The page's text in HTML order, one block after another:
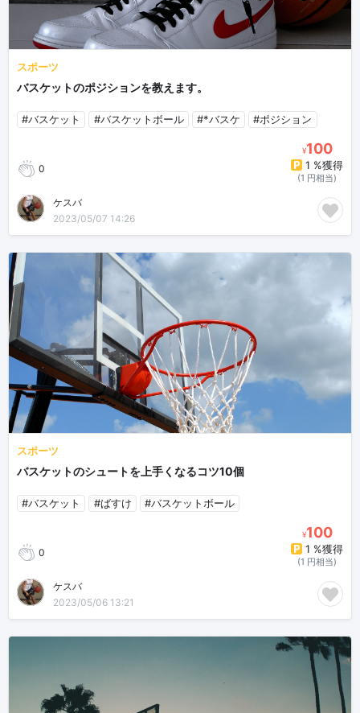
スポーツ
バスケットのポジションを教えます。
#バスケット #バスケットボール #*バスケ #ポジション
0
¥100
1 %獲得
(1 円相当)
ケスバ
2023/05/07 14:26
スポーツ
バスケットのシュートを上手くなるコツ10個
#バスケット #ばすけ #バスケットボール
0
¥100
1 %獲得
(1 円相当)
ケスバ
2023/05/06 13:21